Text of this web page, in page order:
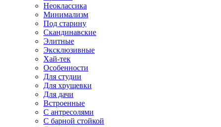
Неоклассика
Минимализм
Под старину
Скандинавские
Элитные
Эксклюзивные
Хай-тек
Особенности
Для студии
Для хрущевки
Для дачи
Встроенные
С антресолями
С барной стойкой